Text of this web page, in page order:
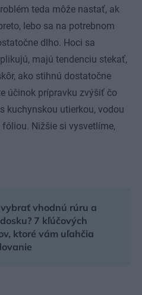
teda môže nastať, ak
lebo sa na potrebnom
dlho. Hoci sa
majú tendenciu stekať,
ako stihnú dostatočne
účinok prípravku zvýšiť čo
kuchynskou utierkou, vodou
Nižšie si vysvetlíme,
vhodnú rúru a
7 kľúčových
ktoré vám uľahčia